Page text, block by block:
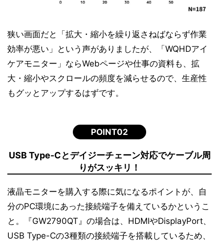
狭い画面だと「拡大・縮小を繰り返さねばならず作業
効率が悪い」という声がありましたが、「WQHDアイ
ケアモニター」ならWebページや仕事の資料も、拡
大・縮小やスクロールの頻度を減らせるので、生産性
もグッとアップするはずです。
POINT02
USB Type-Cとデイジーチェーン対応でケーブル周
りがスッキリ！
液晶モニターを購入する際に気になるポイントが、自
分のPC環境にあった接続端子を備えているかというこ
と。『GW2790QT』の場合は、HDMIやDisplayPort、
USB Type-Cの3種類の接続端子を搭載しているため、